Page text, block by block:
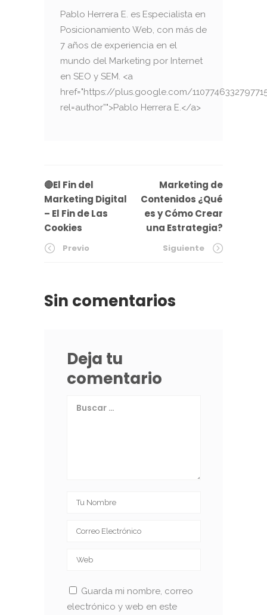
Pablo Herrera E. es Especialista en
Posicionamiento Web, con más de
7 años de experiencia en el
mundo del Marketing por Internet
en SEO y SEM. <a
href="https://plus.google.com/
rel=author”">Pablo Herrera E.</a>
🔴El Fin del
Marketing Digital
– El Fin de Las
Cookies
Previo
Marketing de
Contenidos ¿Qué
es y Cómo Crear
una Estrategia?
Siguiente
Sin comentarios
Deja tu
comentario
Guarda mi nombre, correo
electrónico y web en este